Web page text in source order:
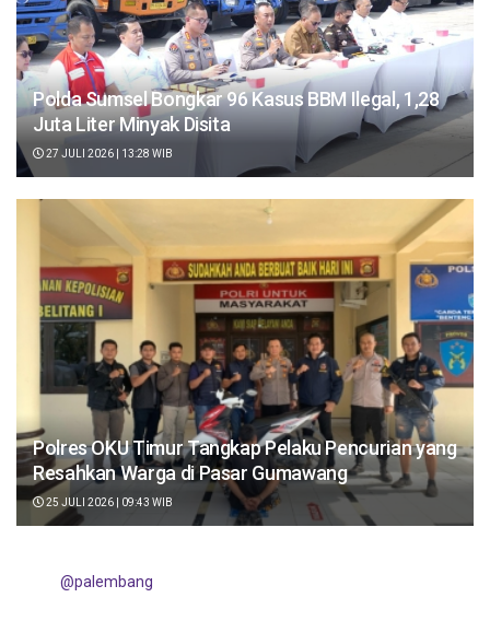
Polda Sumsel Bongkar 96 Kasus BBM Ilegal, 1,28
Juta Liter Minyak Disita
27 JULI 2026 | 13:28 WIB
Polres OKU Timur Tangkap Pelaku Pencurian yang
Resahkan Warga di Pasar Gumawang
25 JULI 2026 | 09:43 WIB
@palembang